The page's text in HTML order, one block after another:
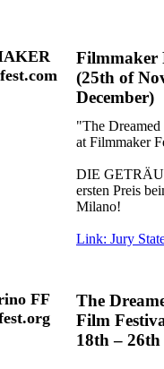
Filmmaker
(25th of
December)
"The
at Filmmaker
DIE
ersten Preis
Milano!
Link: Jury
FF
The
Film
18th –